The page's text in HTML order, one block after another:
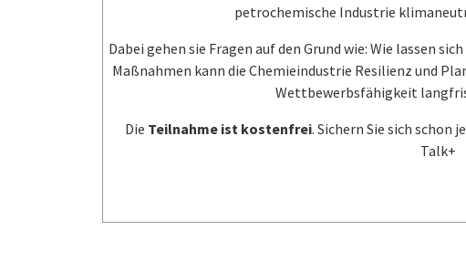
petrochemische Industrie
Dabei gehen sie Fragen auf den Grund wie: Wie lassen
Maßnahmen kann die Chemieindustrie Resilienz und
Wettbewerbsfähigkeit
Die Teilnahme ist kostenfrei. Sichern Sie sich
Talk+